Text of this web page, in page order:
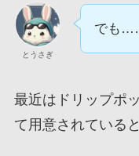
とうさぎ
でも
最近はドリップポ
て用意されている